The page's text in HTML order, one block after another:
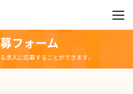
フォーム
求人に応募することができます。